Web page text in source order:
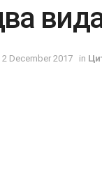
2 December 2017 in